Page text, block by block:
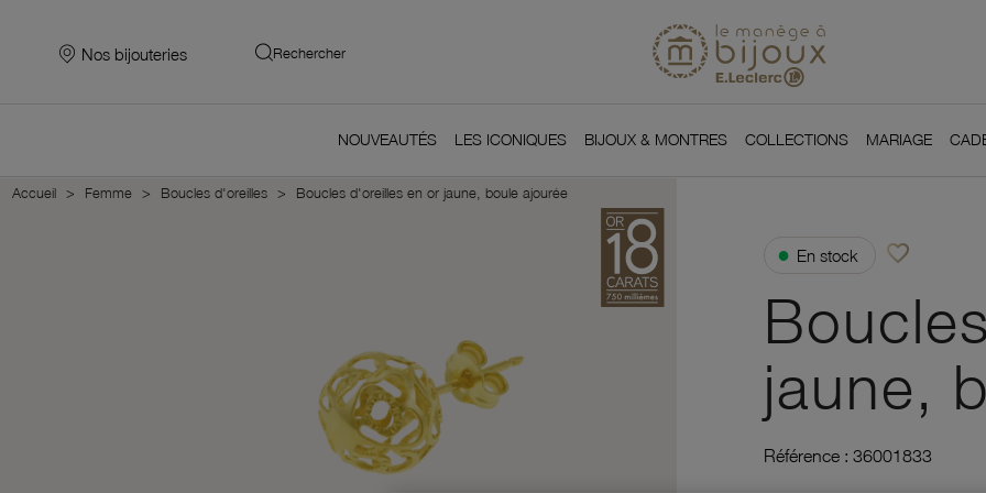
Nos bijouteries Rechercher
NOUVEAUTÉS LES ICONIQUES BIJOUX & MONTRES COLLECTIONS MARIAGE
Accueil Femme Boucles d'oreilles Boucles d'oreilles en or jaune, boule ajourée
● En stock favorite_borderAjouter à vos
jaune,
Référence : 36001833